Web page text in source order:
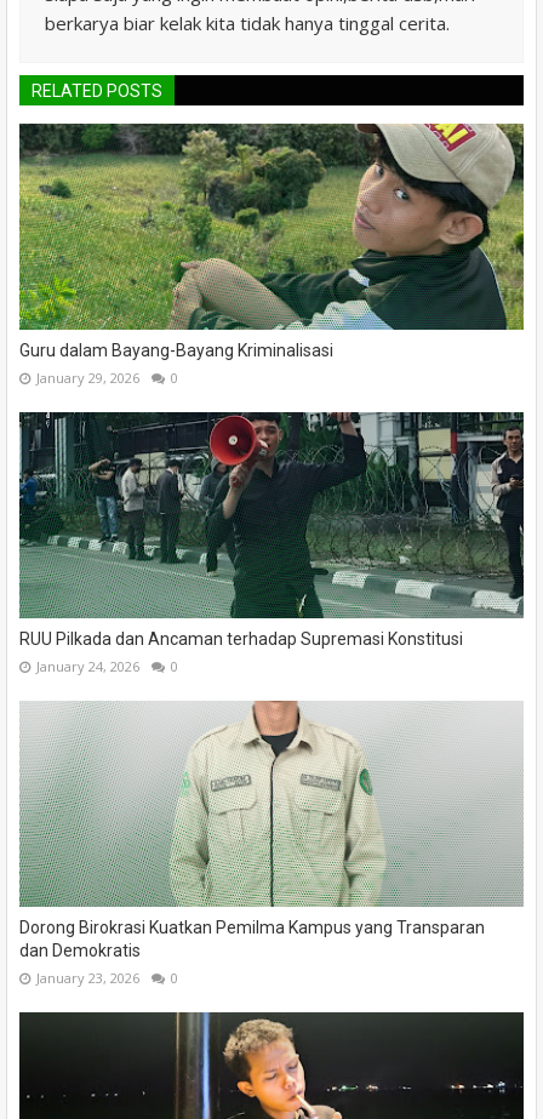
berkarya biar kelak kita tidak hanya tinggal cerita.
RELATED POSTS
Guru dalam Bayang-Bayang Kriminalisasi
January 29, 2026 0
RUU Pilkada dan Ancaman terhadap Supremasi Konstitusi
January 24, 2026 0
Dorong Birokrasi Kuatkan Pemilma Kampus yang Transparan
dan Demokratis
January 23, 2026 0